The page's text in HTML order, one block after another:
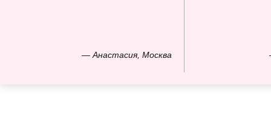
— Анастасия, Москва